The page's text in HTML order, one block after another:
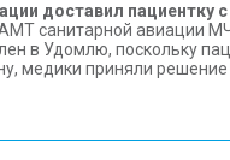
доставил
санитарной авиации
в Удомлю, поскольку
медики приняли решение